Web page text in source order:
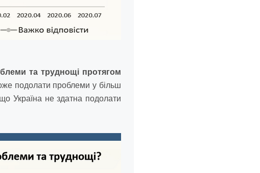
та труднощі протягом
подолати проблеми у більш
Україна не здатна подолати